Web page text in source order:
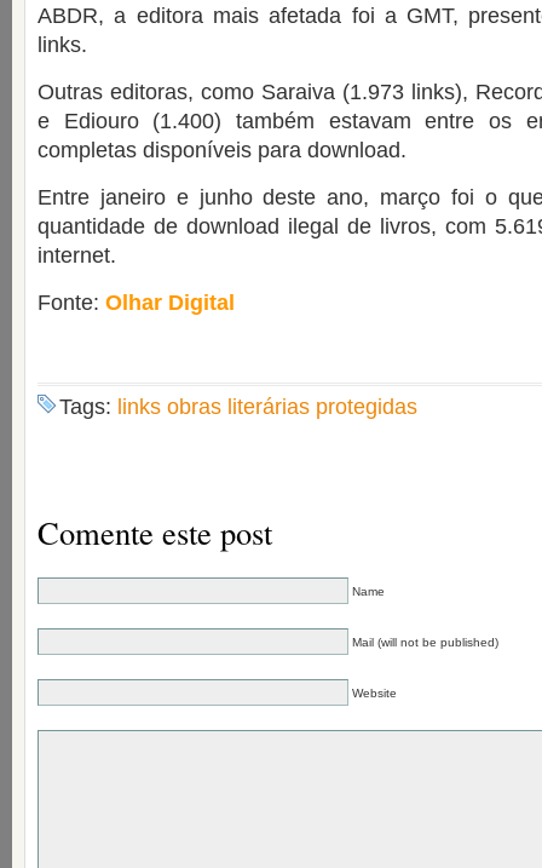
ABDR, a editora mais afetada foi a GMT,
links.
Outras editoras, como Saraiva (1.973 links),
e Ediouro (1.400) também estavam entre os
completas disponíveis para download.
Entre janeiro e junho deste ano, março foi o
quantidade de download ilegal de livros, com
internet.
Fonte: Olhar Digital
Tags: links obras literárias protegidas
Comente este post
Name
Mail (will not be published)
Website